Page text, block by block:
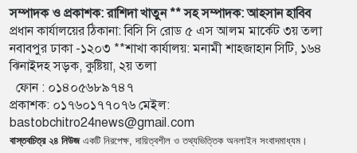
এনসিপি সমালোচনা
শেখ হাসিনার বক্তব্য প্রচার করলে আইনানুগ ব্যবস্থা নেওয়া
হবে
১১
জবিতে সংঘর্ষের পর জকসু ভিপি-জিএসকে ক্যাম্পাসছাড়া
১২
সম্পাদক ও প্রকাশক: রাশিদা খাতুন ** সহ সম্পাদক: আহসান হাবিব
প্রধান কার্যালয়ের ঠিকানা: বিসি সি রোড ৫ এস আলম মার্কেট ৩য় তলা
নবাবপুর ঢাকা -১২০৩ **শাখা কার্যালয়: মনামী শাহজাহান সিটি, ১৬৪
ঝিনাইদহ সড়ক, কুষ্টিয়া, ২য় তলা
ফোন : ০১৪০৫৬৮৯৭৪৭
প্রকাশক: ০১৭৬০১৭৭০৭৬ মেইল:
bastobchitro24news@gmail.com
বাস্তবচিত্র ২৪ নিউজএকটি নিরপেক্ষ, দায়িত্বশীল ও তথ্যভিত্তিক অনলাইন সংবাদমাধ্যম।